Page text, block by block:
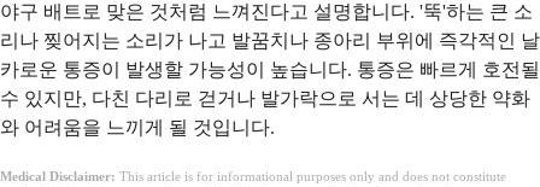
야구 배트로 맞은 것처럼 느껴진다고 설명합니다. '뚝'하는 큰 소
리나 찢어지는 소리가 나고 발꿈치나 종아리 부위에 즉각적인 날
카로운 통증이 발생할 가능성이 높습니다. 통증은 빠르게 호전될
수 있지만, 다친 다리로 걷거나 발가락으로 서는 데 상당한 약화
와 어려움을 느끼게 될 것입니다.
Medical Disclaimer: This article is for informational purposes only and does not constitute